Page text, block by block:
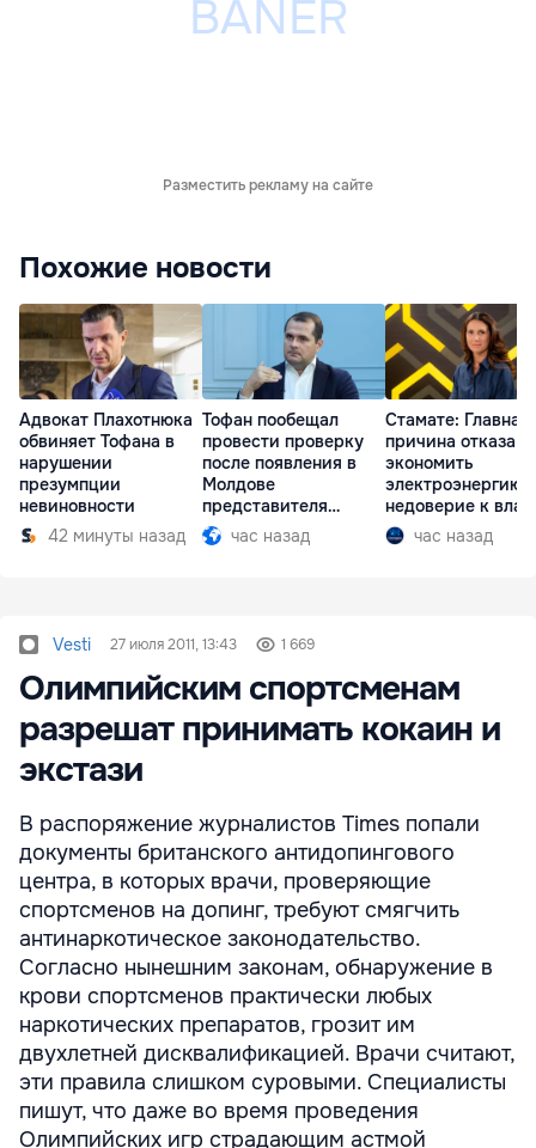
Разместить рекламу на сайте
Похожие новости
Адвокат Плахотнюка
обвиняет Тофана в
нарушении
презумпции
невиновности
42 минуты назад
Тофан пообещал
провести проверку
после появления в
Молдове
представителя
Южной Осетии
час назад
Стамате: Главная
причина отказа
экономить
электроэнергию
недоверие к
час назад
Vesti 27 июля 2011, 13:43 1 669
Олимпийским спортсменам
разрешат принимать кокаин и
экстази
В распоряжение журналистов Times попали
документы британского антидопингового
центра, в которых врачи, проверяющие
спортсменов на допинг, требуют смягчить
антинаркотическое законодательство.
Согласно нынешним законам, обнаружение в
крови спортсменов практически любых
наркотических препаратов, грозит им
двухлетней дисквалификацией. Врачи считают,
эти правила слишком суровыми. Специалисты
пишут, что даже во время проведения
Олимпийских игр страдающим астмой